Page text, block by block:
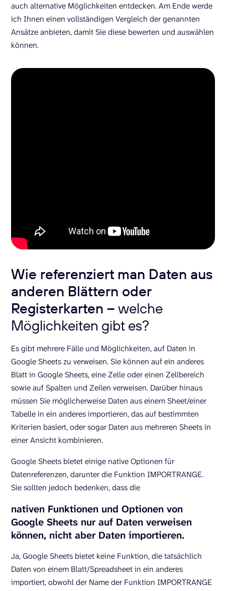
auch alternative Möglichkeiten entdecken. Am Ende werde
ich Ihnen einen vollständigen Vergleich der genannten
Ansätze anbieten, damit Sie diese bewerten und auswählen
können.
Wie referenziert man Daten aus
anderen Blättern oder
Registerkarten – welche
Möglichkeiten gibt es?
Es gibt mehrere Fälle und Möglichkeiten, auf Daten in
Google Sheets zu verweisen. Sie können auf ein anderes
Blatt in Google Sheets, eine Zelle oder einen Zellbereich
sowie auf Spalten und Zeilen verweisen. Darüber hinaus
müssen Sie möglicherweise Daten aus einem Sheet/einer
Tabelle in ein anderes importieren, das auf bestimmten
Kriterien basiert, oder sogar Daten aus mehreren Sheets in
einer Ansicht kombinieren.
Google Sheets bietet einige native Optionen für
Datenreferenzen, darunter die Funktion IMPORTRANGE.
Sie sollten jedoch bedenken, dass die
nativen Funktionen und Optionen von
Google Sheets nur auf Daten verweisen
können, nicht aber Daten importieren.
Ja, Google Sheets bietet keine Funktion, die tatsächlich
Daten von einem Blatt/Spreadsheet in ein anderes
importiert, obwohl der Name der Funktion IMPORTRANGE